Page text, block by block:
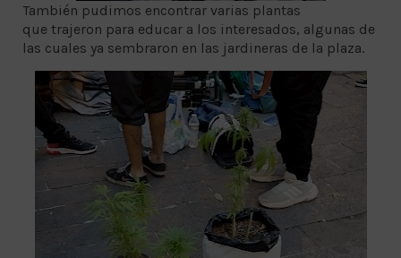
También pudimos encontrar varias plantas
que trajeron para educar a los interesados, algunas de
las cuales ya sembraron en las jardineras de la plaza.